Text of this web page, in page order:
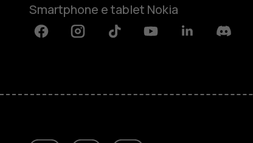
Smartphone e tablet Nokia
FacebookInstagramTiktok YoutubeLinkedinDiscord